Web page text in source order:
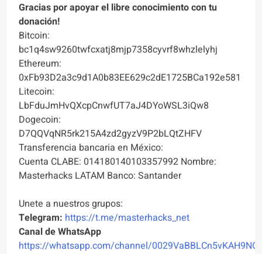
Gracias por apoyar el libre conocimiento con tu
donación!
Bitcoin:
bc1q4sw9260twfcxatj8mjp7358cyvrf8whzlelyhj
Ethereum:
0xFb93D2a3c9d1A0b83EE629c2dE1725BCa192e581
Litecoin:
LbFduJmHvQXcpCnwfUT7aJ4DYoWSL3iQw8
Dogecoin:
D7QQVqNR5rk215A4zd2gyzV9P2bLQtZHFV
Transferencia bancaria en México:
Cuenta CLABE: 014180140103357992 Nombre:
Masterhacks LATAM Banco: Santander
Unete a nuestros grupos:
Telegram: https://t.me/masterhacks_net
Canal de WhatsApp
https://whatsapp.com/channel/